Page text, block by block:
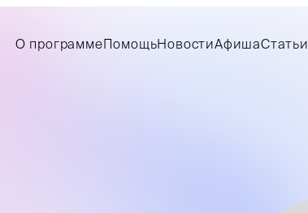
О программеПомощьНовостиАфишаСтатьи